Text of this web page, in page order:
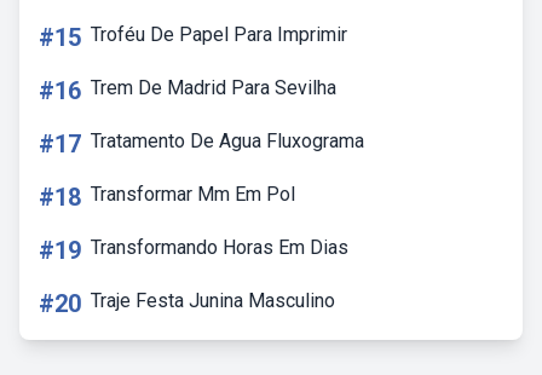
#15 Troféu De Papel Para Imprimir
#16 Trem De Madrid Para Sevilha
#17 Tratamento De Agua Fluxograma
#18 Transformar Mm Em Pol
#19 Transformando Horas Em Dias
#20 Traje Festa Junina Masculino